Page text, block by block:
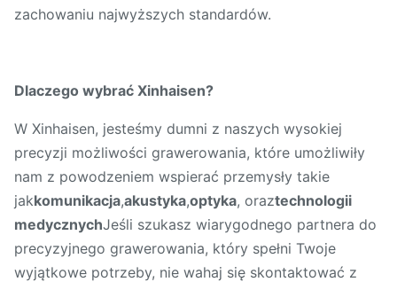
zachowaniu najwyższych standardów.
Dlaczego wybrać Xinhaisen?
W Xinhaisen, jesteśmy dumni z naszych wysokiej
precyzji możliwości grawerowania, które umożliwiły
nam z powodzeniem wspierać przemysły takie
jakkomunikacja,akustyka,optyka, oraztechnologii
medycznychJeśli szukasz wiarygodnego partnera do
precyzyjnego grawerowania, który spełni Twoje
wyjątkowe potrzeby, nie wahaj się skontaktować z